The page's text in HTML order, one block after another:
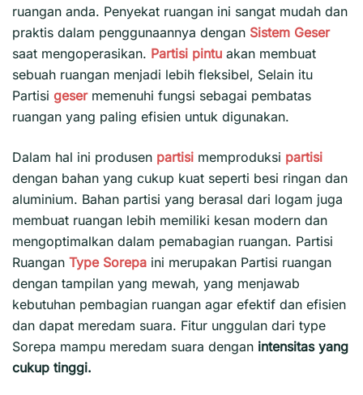
ruangan anda. Penyekat ruangan ini sangat mudah dan
praktis dalam penggunaannya dengan Sistem Geser
saat mengoperasikan. Partisi pintu akan membuat
sebuah ruangan menjadi lebih fleksibel, Selain itu
Partisi geser memenuhi fungsi sebagai pembatas
ruangan yang paling efisien untuk digunakan.
Dalam hal ini produsen partisi memproduksi partisi
dengan bahan yang cukup kuat seperti besi ringan dan
aluminium. Bahan partisi yang berasal dari logam juga
membuat ruangan lebih memiliki kesan modern dan
mengoptimalkan dalam pemabagian ruangan. Partisi
Ruangan Type Sorepa ini merupakan Partisi ruangan
dengan tampilan yang mewah, yang menjawab
kebutuhan pembagian ruangan agar efektif dan efisien
dan dapat meredam suara. Fitur unggulan dari type
Sorepa mampu meredam suara dengan intensitas yang
cukup tinggi.